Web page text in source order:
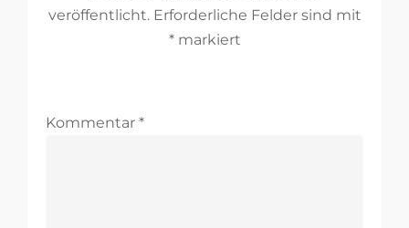
veröffentlicht. Erforderliche Felder sind mit
*markiert
Kommentar *